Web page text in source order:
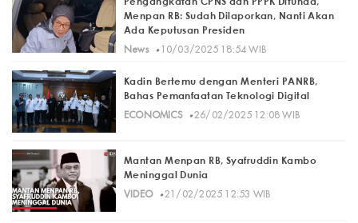
Menpan RB: Sudah Dilaporkan, Nanti Akan
Ada Keputusan Presiden
News· 10/03/2025 18:54 WIB
Kadin Bertemu dengan Menteri PANRB,
Bahas Pemanfaatan Teknologi Digital
ECONOMICS· 26/02/2025 12:08 WIB
Mantan Menpan RB, Syafruddin Kambo
Meninggal Dunia
VIDEO· 21/02/2025 12:53 WIB